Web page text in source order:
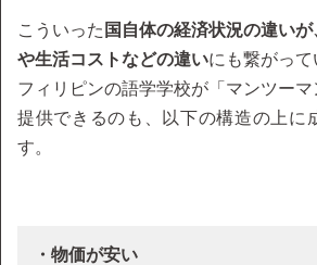
こういった 国自体の経済状況の違い
や生活コストなどの違いにも繋がって
フィリピンの語学学校が「マンツー
提供できるのも、以下の構造の上に
す。
・物価が安い